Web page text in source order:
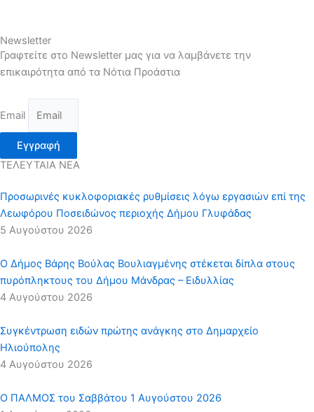
Newsletter
Γραφτείτε στο Newsletter μας για να λαμβάνετε την
επικαιρότητα από τα Νότια Προάστια
Email
Εγγραφή
ΤΕΛΕΥΤΑΙΑ ΝΕΑ
Προσωρινές κυκλοφοριακές ρυθμίσεις λόγω εργασιών επί της
Λεωφόρου Ποσειδώνος περιοχής Δήμου Γλυφάδας
5 Αυγούστου 2026
Ο Δήμος Βάρης Βούλας Βουλιαγμένης στέκεται δίπλα στους
πυρόπληκτους του Δήμου Μάνδρας – Ειδυλλίας
4 Αυγούστου 2026
Συγκέντρωση ειδών πρώτης ανάγκης στο Δημαρχείο
Ηλιούπολης
4 Αυγούστου 2026
Ο ΠΑΛΜΟΣ του Σαββάτου 1 Αυγούστου 2026